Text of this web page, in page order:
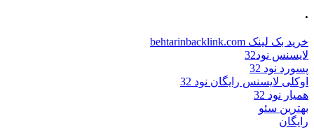
.
خرید بک لینک behtarinbacklink.com
لایسنس نود32
پسورد نود 32
اوکلی لایسنس رایگان نود 32
همیار نود 32
بهترین سئو
رایگان